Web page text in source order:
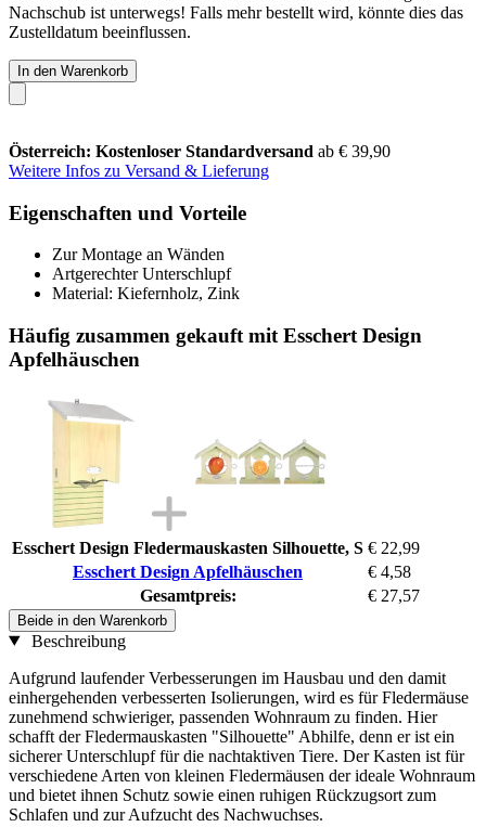
Nachschub ist unterwegs! Falls mehr bestellt wird, könnte dies das
Zustelldatum beeinflussen.
In den Warenkorb
Österreich: Kostenloser Standardversand ab € 39,90
Weitere Infos zu Versand & Lieferung
Eigenschaften und Vorteile
Zur Montage an Wänden
Artgerechter Unterschlupf
Material: Kiefernholz, Zink
Häufig zusammen gekauft mit Esschert Design
Apfelhäuschen
Esschert Design Fledermauskasten Silhouette, S € 22,99
Esschert Design Apfelhäuschen
€ 4,58
Gesamtpreis:
€ 27,57
Beide in den Warenkorb
Beschreibung
Aufgrund laufender Verbesserungen im Hausbau und den damit
einhergehenden verbesserten Isolierungen, wird es für Fledermäuse
zunehmend schwieriger, passenden Wohnraum zu finden. Hier
schafft der Fledermauskasten "Silhouette" Abhilfe, denn er ist ein
sicherer Unterschlupf für die nachtaktiven Tiere. Der Kasten ist für
verschiedene Arten von kleinen Fledermäusen der ideale Wohnraum
und bietet ihnen Schutz sowie einen ruhigen Rückzugsort zum
Schlafen und zur Aufzucht des Nachwuchses.